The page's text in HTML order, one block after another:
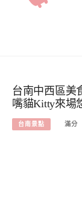
台南中西區美
嘴貓Kitty來場
台南景點 滿分